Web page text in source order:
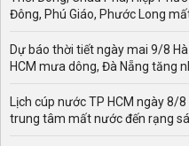
Đông, Phú Giáo, Phước Long
Dự báo thời tiết ngày mai 9/8
HCM mưa dông, Đà Nẵng tăng
Lịch cúp nước TP HCM ngày 8/
trung tâm mất nước đến rạng